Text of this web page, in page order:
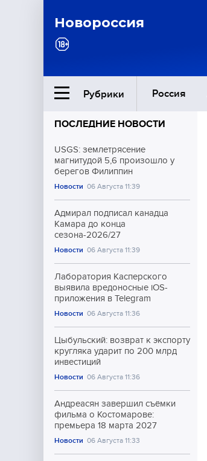
Новороссия
Рубрики Россия
Ближний Восток
Общество
Культура
ПОСЛЕДНИЕ НОВОСТИ
USGS: землетрясение
магнитудой 5,6 произошло у
берегов Филиппин
Новости 06 Августа 11:39
Адмирал подписал канадца
Камара до конца
сезона-2026/27
Новости 06 Августа 11:39
Лаборатория Касперского
выявила вредоносные iOS-
приложения в Telegram
Новости 06 Августа 11:36
Цыбульский: возврат к экспорту
кругляка ударит по 200 млрд
инвестиций
Новости 06 Августа 11:36
Андреасян завершил съёмки
фильма о Костомарове:
премьера 18 марта 2027
Новости 06 Августа 11:33